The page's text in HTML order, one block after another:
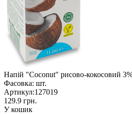
Напій "Coconut" рисово-кокосовий
Фасовка: шт.
Артикул:127019
129.9 грн.
У кошик